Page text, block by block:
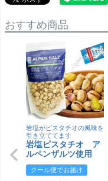
おすすめ商品
岩塩がピスタチオの風味を
引き立ててます
岩塩ピスタチオ ア
ルペンザルツ使用
クール便でお届け